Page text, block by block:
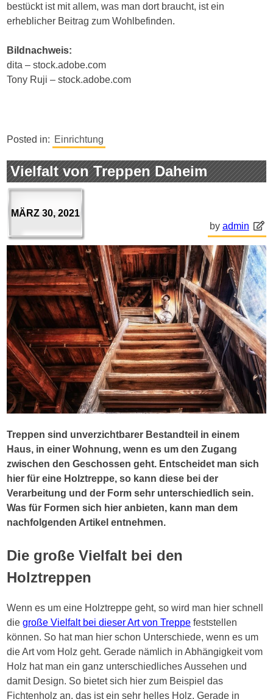
bestückt ist mit allem, was man dort braucht, ist ein
erheblicher Beitrag zum Wohlbefinden.
Bildnachweis:
dita – stock.adobe.com
Tony Ruji – stock.adobe.com
Posted in: Einrichtung
Vielfalt von Treppen Daheim
MÄRZ 30, 2021
by admin
Treppen sind unverzichtbarer Bestandteil in einem
Haus, in einer Wohnung, wenn es um den Zugang
zwischen den Geschossen geht. Entscheidet man sich
hier für eine Holztreppe, so kann diese bei der
Verarbeitung und der Form sehr unterschiedlich sein.
Was für Formen sich hier anbieten, kann man dem
nachfolgenden Artikel entnehmen.
Die große Vielfalt bei den
Holztreppen
Wenn es um eine Holztreppe geht, so wird man hier schnell
diegroße Vielfalt bei dieser Art von Treppe feststellen
können. So hat man hier schon Unterschiede, wenn es um
die Art vom Holz geht. Gerade nämlich in Abhängigkeit vom
Holz hat man ein ganz unterschiedliches Aussehen und
damit Design. So bietet sich hier zum Beispiel das
Fichtenholz an, das ist ein sehr helles Holz. Gerade in